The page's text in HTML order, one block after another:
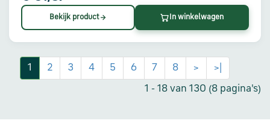
Bekijk product In winkelwagen
1 2 3 4 5 6 7 8 > >|
1 - 18 van 130 (8 pagina's)